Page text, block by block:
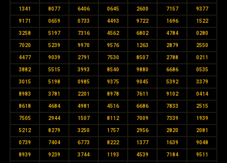
1341 8077 6406 0645 2600 7157 9377
9171 0659 0733 4493 9722 1696 1522
3258 5197 7316 4562 6802 4784 0280
7020 5239 9970 9576 1263 2879 2550
4477 9039 2791 7530 8507 2788 0211
3882 5515 3993 8540 9880 6686 0535
3015 5198 0985 9375 9045 5392 3379
8983 3781 2201 8978 7611 9102 0414
8618 4684 4981 4516 6686 7833 2515
7505 2944 1507 8112 7009 7339 1939
5212 8279 3250 1757 2956 2820 2081
0739 7404 6773 8222 1377 1639 9048
8939 9239 3744 1193 4539 7184 9511